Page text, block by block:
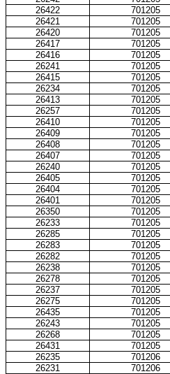
26422
701205
26421
701205
26420
701205
26417
701205
26416
701205
26241
701205
26415
701205
26234
701205
26413
701205
26257
701205
26410
701205
26409
701205
26408
701205
26407
701205
26240
701205
26405
701205
26404
701205
26401
701205
26350
701205
26233
701205
26285
701205
26283
701205
26282
701205
26238
701205
26278
701205
26237
701205
26275
701205
26435
701205
26243
701205
26268
701205
26431
701205
26235
701206
26231
701206